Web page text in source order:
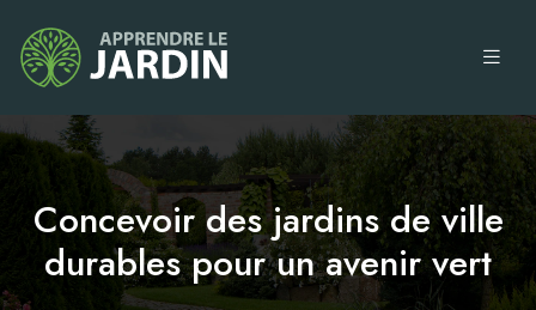
Concevoir des jardins de ville
durables pour un avenir vert